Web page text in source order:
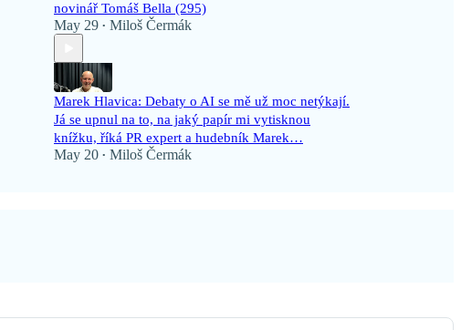
novinář Tomáš Bella (295)
May 29 • Miloš Čermák
Marek Hlavica: Debaty o AI se mě už moc netýkají.
Já se upnul na to, na jaký papír mi vytisknou
knížku, říká PR expert a hudebník Marek…
May 20 • Miloš Čermák